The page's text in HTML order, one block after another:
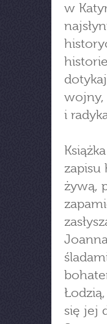
w
wojny,
i
zapisu
żywą,
się jej